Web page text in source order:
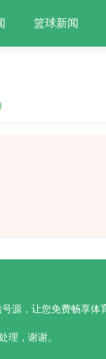
篮球新闻
源，让您免费畅享体
理，谢谢。